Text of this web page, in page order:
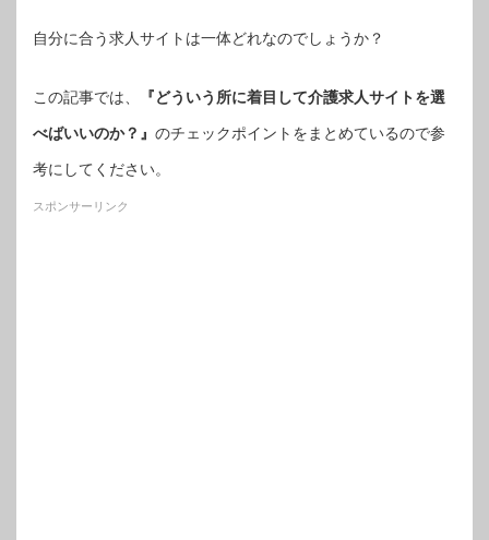
自分に合う求人サイトは一体どれなのでしょうか？
この記事では、 『どういう所に着目して介護求人サイトを選
べばいいのか？』 のチェックポイントをまとめているので参
考にしてください。
スポンサーリンク